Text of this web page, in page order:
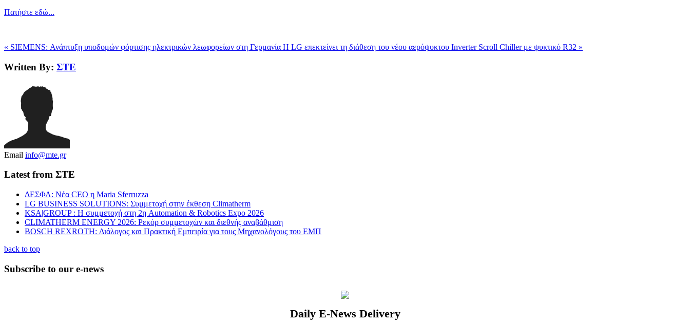
Πατήστε εδώ...
« SIEMENS: Ανάπτυξη υποδομών φόρτισης ηλεκτρικών λεωφορείων στη Γερμανία Η LG επεκτείνει τη διάθεση του νέου αερόψυκτου Inverter Scroll Chiller με ψυκτικό R32 »
Written By: ΣΤΕ
Email info@mte.gr
Latest from ΣΤΕ
ΔΕΣΦΑ: Νέα CEO η Maria Sferruzza
LG BUSINESS SOLUTIONS: Συμμετοχή στην έκθεση Climatherm
KSA|GROUP : Η συμμετοχή στη 2η Automation & Robotics Expo 2026
CLIMATHERM ENERGY 2026: Ρεκόρ συμμετοχών και διεθνής αναβάθμιση
BOSCH REXROTH: Διάλογος και Πρακτική Εμπειρία για τους Μηχανολόγους του ΕΜΠ
back to top
Subscribe to our e-news
Daily E-News Delivery